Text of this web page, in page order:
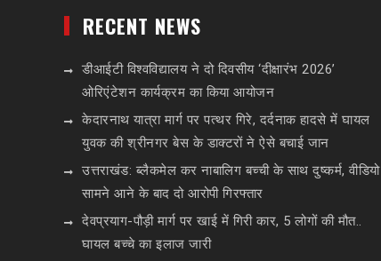
RECENT NEWS
डीआईटी विश्वविद्यालय ने दो दिवसीय ‘दीक्षारंभ 2026’
ओरिएंटेशन कार्यक्रम का किया आयोजन
केदारनाथ यात्रा मार्ग पर पत्थर गिरे, दर्दनाक हादसे में घायल
युवक की श्रीनगर बेस के डाक्टरों ने ऐसे बचाई जान
उत्तराखंड: ब्लैकमेल कर नाबालिग बच्ची के साथ दुष्कर्म, वीडियो
सामने आने के बाद दो आरोपी गिरफ्तार
देवप्रयाग-पौड़ी मार्ग पर खाई में गिरी कार, 5 लोगों की मौत..
घायल बच्चे का इलाज जारी